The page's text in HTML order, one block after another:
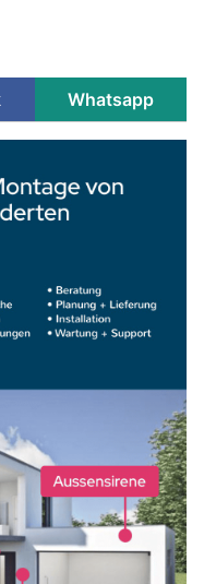
Whatsapp